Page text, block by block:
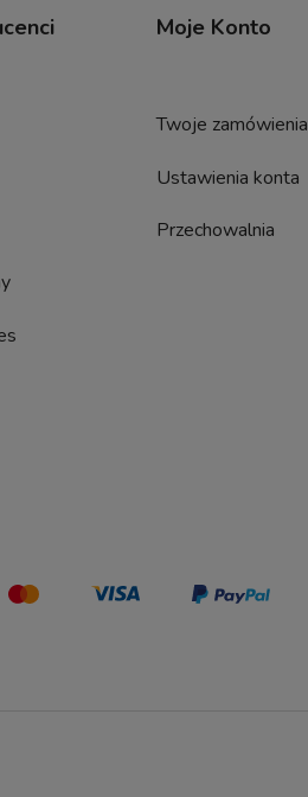
Moje Konto
Twoje zamówienia
Ustawienia konta
Przechowalnia